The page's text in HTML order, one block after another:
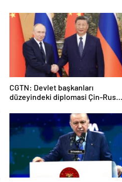
CGTN: Devlet başkanları
düzeyindeki diplomasi Çin-Rusya
güçlendiriyor